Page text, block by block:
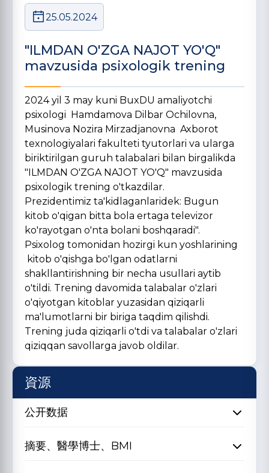
25.05.2024
"ILMDAN O'ZGA NAJOT YO'Q"
mavzusida psixologik trening
2024 yil 3 may kuni BuxDU amaliyotchi
psixologi Hamdamova Dilbar Ochilovna,
Musinova Nozira Mirzadjanovna Axborot
texnologiyalari fakulteti tyutorlari va ularga
biriktirilgan guruh talabalari bilan birgalikda
"ILMDAN O'ZGA NAJOT YO'Q" mavzusida
psixologik trening o'tkazdilar.
Prezidentimiz ta'kidlaganlaridek: Bugun
kitob o'qigan bitta bola ertaga televizor
ko'rayotgan o'nta bolani boshqaradi".
Psixolog tomonidan hozirgi kun yoshlarining
kitob o'qishga bo'lgan odatlarni
shakllantirishning bir necha usullari aytib
o'tildi. Trening davomida talabalar o'zlari
o'qiyotgan kitoblar yuzasidan qiziqarli
ma'lumotlarni bir biriga taqdim qilishdi.
Trening juda qiziqarli o'tdi va talabalar o'zlari
qiziqqan savollarga javob oldilar.
資源
公开数据
摘要、醫學博士、BMI